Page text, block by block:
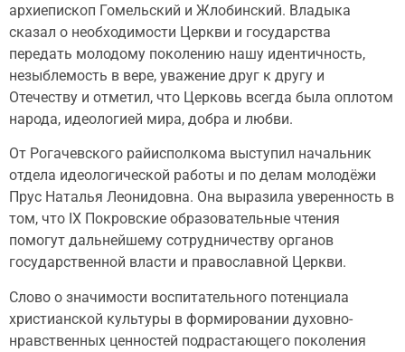
архиепископ Гомельский и Жлобинский. Владыка
сказал о необходимости Церкви и государства
передать молодому поколению нашу идентичность,
незыблемость в вере, уважение друг к другу и
Отечеству и отметил, что Церковь всегда была оплотом
народа, идеологией мира, добра и любви.
От Рогачевского райисполкома выступил начальник
отдела идеологической работы и по делам молодёжи
Прус Наталья Леонидовна. Она выразила уверенность в
том, что IX Покровские образовательные чтения
помогут дальнейшему сотрудничеству органов
государственной власти и православной Церкви.
Слово о значимости воспитательного потенциала
христианской культуры в формировании духовно-
нравственных ценностей подрастающего поколения